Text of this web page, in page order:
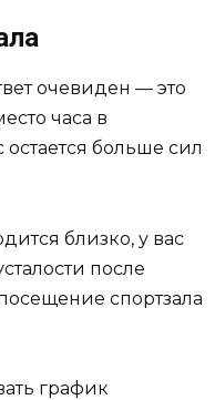
очевиден — это
часа в
остается больше сил
близко, у вас
после
спортзала
график